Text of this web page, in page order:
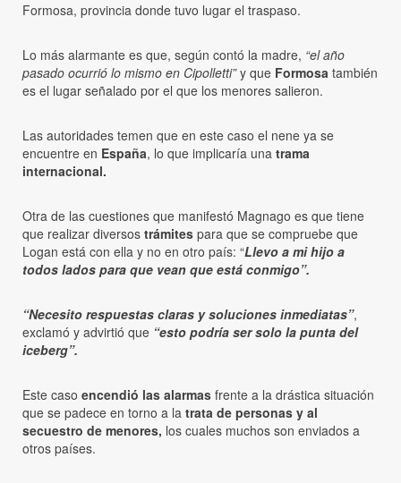
Formosa, provincia donde tuvo lugar el traspaso.
Lo más alarmante es que, según contó la madre, “el año
pasado ocurrió lo mismo en Cipolletti”y que Formosa también
es el lugar señalado por el que los menores salieron.
Las autoridades temen que en este caso el nene ya se
encuentre en España, lo que implicaría una trama
internacional.
Otra de las cuestiones que manifestó Magnago es que tiene
que realizar diversos trámites para que se compruebe que
Logan está con ella y no en otro país: “Llevo a mi hijo a
todos lados para que vean que está conmigo”.
“Necesito respuestas claras y soluciones inmediatas”,
exclamó y advirtió que “esto podría ser solo la punta del
iceberg”.
Este caso encendió las alarmas frente a la drástica situación
que se padece en torno a la trata de personas y al
secuestro de menores, los cuales muchos son enviados a
otros países.